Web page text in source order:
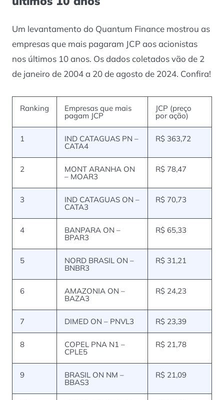
Um levantamento do Quantum Finance mostrou as
empresas que mais pagaram JCP aos acionistas
nos últimos 10 anos. Os dados coletados vão de 2
de janeiro de 2004 a 20 de agosto de 2024. Confira!
Ranking Empresas que mais
pagam JCP
JCP (preço
por ação)
1 IND CATAGUAS PN –
CATA4
R$ 363,72
2 MONT ARANHA ON
– MOAR3
R$ 78,47
3 IND CATAGUAS ON –
CATA3
R$ 70,73
4 BANPARA ON –
BPAR3
R$ 65,33
5 NORD BRASIL ON –
BNBR3
R$ 31,21
6 AMAZONIA ON –
BAZA3
R$ 24,23
7 DIMED ON – PNVL3 R$ 23,39
8 COPEL PNA N1 –
CPLE5
R$ 21,78
9 BRASIL ON NM –
BBAS3
R$ 21,09